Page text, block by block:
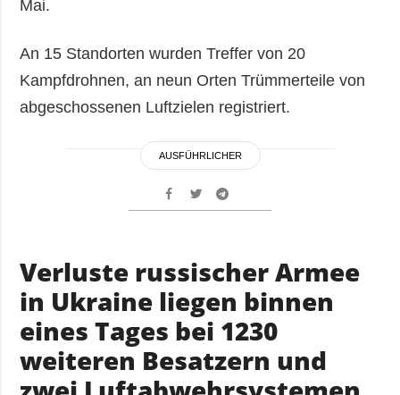
Mai.
An 15 Standorten wurden Treffer von 20
Kampfdrohnen, an neun Orten Trümmerteile von
abgeschossenen Luftzielen registriert.
AUSFÜHRLICHER
Verluste russischer Armee
in Ukraine liegen binnen
eines Tages bei 1230
weiteren Besatzern und